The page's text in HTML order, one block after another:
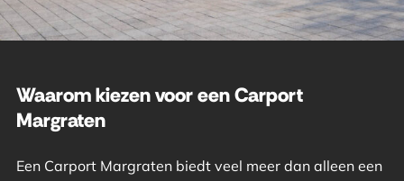
Waarom kiezen voor een Carport
Margraten
Een Carport Margraten biedt veel meer dan alleen een